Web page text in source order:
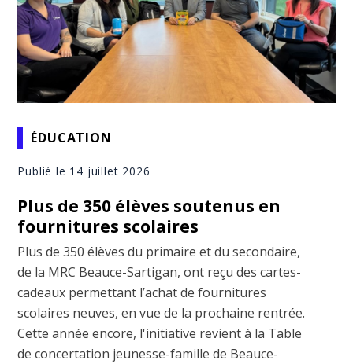
ÉDUCATION
Publié le 14 juillet 2026
Plus de 350 élèves soutenus en
fournitures scolaires
Plus de 350 élèves du primaire et du secondaire,
de la MRC Beauce-Sartigan, ont reçu des cartes-
cadeaux permettant l’achat de fournitures
scolaires neuves, en vue de la prochaine rentrée.
Cette année encore, l'initiative revient à la Table
de concertation jeunesse-famille de Beauce-